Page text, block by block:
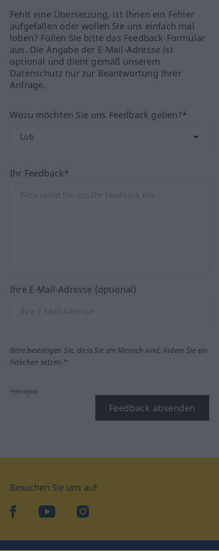
Fehlt eine Übersetzung, ist Ihnen ein Fehler
aufgefallen oder wollen Sie uns einfach mal
loben? Füllen Sie bitte das Feedback-Formular
aus. Die Angabe der E-Mail-Adresse ist
optional und dient gemäß unserem
Datenschutz nur zur Beantwortung Ihrer
Anfrage.
Wozu möchten Sie uns Feedback geben?*
Ihr Feedback*
Ihre E-Mail-Adresse (optional)
Bitte bestätigen Sie, dass Sie ein Mensch sind, indem Sie ein
Häkchen setzen.*
*Pflichtfeld
Feedback absenden
Besuchen Sie uns auf:
facebookYouTube Instagram